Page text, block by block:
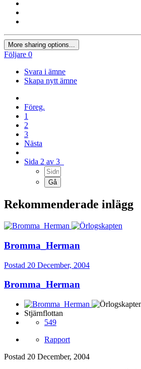
More sharing options...
Följare 0
Svara i ämne
Skapa nytt ämne
Föreg.
1
2
3
Nästa
Sida 2 av 3
Rekommenderade inlägg
Bromma_Herman
Postad 20 December, 2004
Bromma_Herman
Stjärnflottan
549
Rapport
Postad 20 December, 2004